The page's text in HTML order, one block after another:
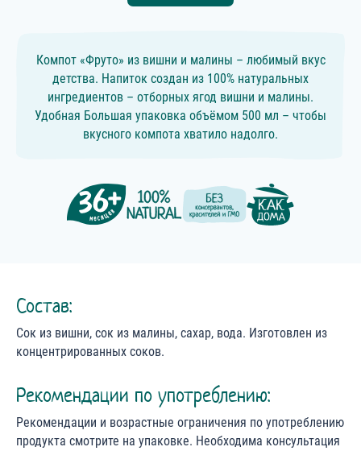
Компот «Фруто» из вишни и малины – любимый вкус
детства. Напиток создан из 100% натуральных
ингредиентов – отборных ягод вишни и малины.
Удобная Большая упаковка объёмом 500 мл – чтобы
вкусного компота хватило надолго.
Состав:
Cок из вишни, сок из малины, сахар, вода. Изготовлен из
концентрированных соков.
Рекомендации по употреблению:
Рекомендации и возрастные ограничения по употреблению
продукта смотрите на упаковке. Необходима консультация